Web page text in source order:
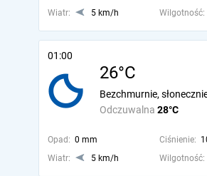
Wiatr:
5 km/h Wilgotność:
01:00
26°C
Odczuwalna 28°C
Bezchmurnie,
Opad: 0 mm Ciśnienie:
Wiatr:
5 km/h Wilgotność: